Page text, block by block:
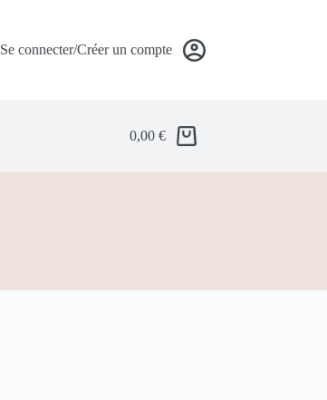
Se connecter/Créer un compte
0,00€